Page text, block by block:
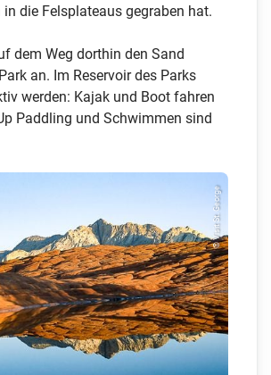
die Felsplateaus gegraben hat.
dem Weg dorthin den Sand
an. Im Reservoir des Parks
werden: Kajak und Boot fahren
Paddling und Schwimmen sind
© Visit St. George